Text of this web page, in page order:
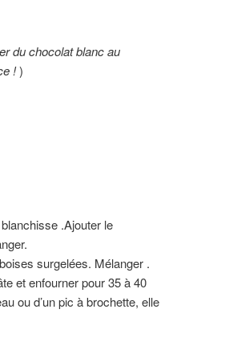
du chocolat blanc au
!)
.Ajouter le
surgelées. Mélanger .
et enfourner pour 35 à 40
ou d’un pic à brochette, elle